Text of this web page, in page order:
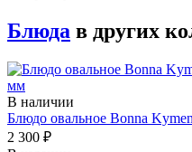
Блюда в других
В наличии
Блюдо овальное Bonna
2 300 ₽